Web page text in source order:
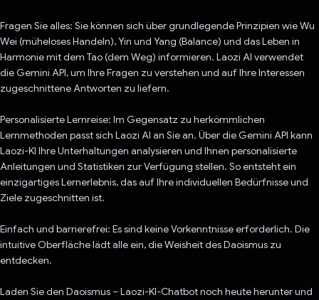
Fragen Sie alles: Sie können sich über grundlegende Prinzipien wie Wu
Wei (müheloses Handeln), Yin und Yang (Balance) und das Leben in
Harmonie mit dem Tao (dem Weg) informieren. Laozi AI verwendet
die Gemini API, um Ihre Fragen zu verstehen und auf Ihre Interessen
zugeschnittene Antworten zu liefern.
Personalisierte Lernreise: Im Gegensatz zu herkömmlichen
Lernmethoden passt sich Laozi AI an Sie an. Über die Gemini API kann
Laozi-KI Ihre Unterhaltungen analysieren und Ihnen personalisierte
Anleitungen und Statistiken zur Verfügung stellen. So entsteht ein
einzigartiges Lernerlebnis, das auf Ihre individuellen Bedürfnisse und
Ziele zugeschnitten ist.
Einfach und barrierefrei: Es sind keine Vorkenntnisse erforderlich. Die
intuitive Oberfläche lädt alle ein, die Weisheit des Daoismus zu
entdecken.
Laden Sie den Daoismus – Laozi-KI-Chatbot noch heute herunter und